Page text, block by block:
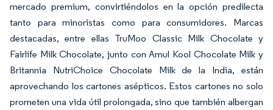
mercado premium, convirtiéndolos en la opción predilecta
tanto para minoristas como para consumidores. Marcas
destacadas, entre ellas TruMoo Classic Milk Chocolate y
Fairlife Milk Chocolate, junto con Amul Kool Chocolate Milk y
Britannia NutriChoice Chocolate Milk de la India, están
aprovechando los cartones asépticos. Estos cartones no solo
prometen una vida útil prolongada, sino que también albergan